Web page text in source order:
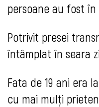
persoane au fost în
Potrivit presei
întâmplat în seara
Fata de 19 ani era
cu mai mulți